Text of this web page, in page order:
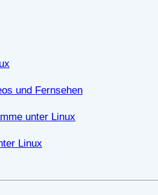
und Fernsehen
unter Linux
Linux